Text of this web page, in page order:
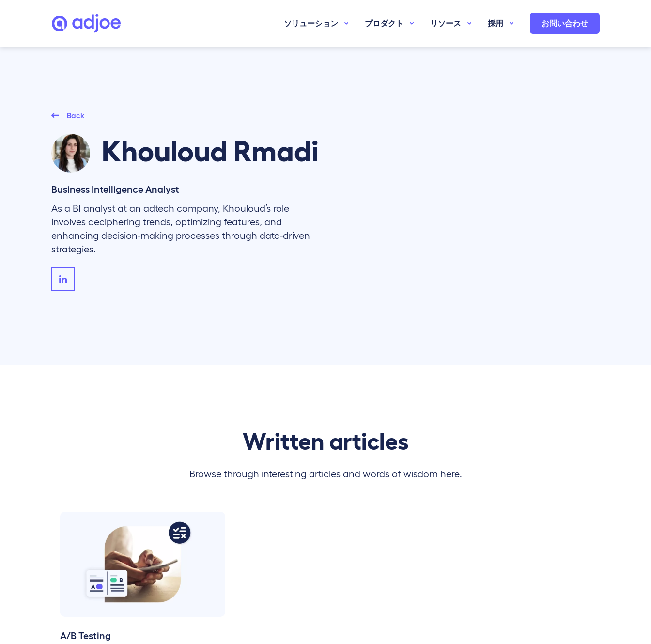
ソリューション プロダクト リソース 採用 お問い合わせ
Back
Khouloud Rmadi
Business Intelligence Analyst
As a BI analyst at an adtech company, Khouloud’s role
involves deciphering trends, optimizing features, and
enhancing decision-making processes through data-driven
strategies.
Written articles
Browse through interesting articles and words of wisdom here.
A/B Testing